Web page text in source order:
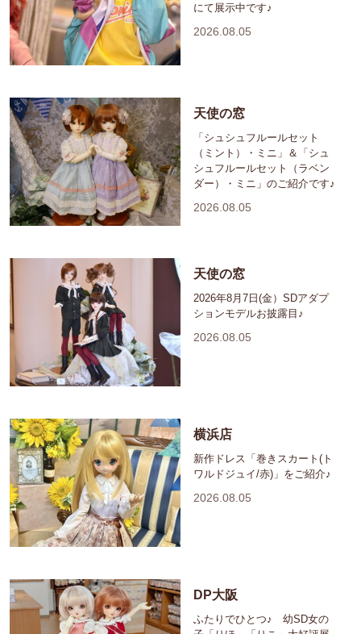
にて展示中です♪
2026.08.05
天使の窓
「シュシュフルールセット
（ミント）・ミニ」＆「シュ
シュフルールセット（ラベン
ダー）・ミニ」のご紹介です♪
2026.08.05
天使の窓
2026年8月7日(金）SDアダプ
ションモデルお披露目♪
2026.08.05
横浜店
新作ドレス「巻きスカート(ト
ワルドジュイ/赤)」をご紹介♪
2026.08.05
DP大阪
ふたりでひとつ♪ 幼SD女の